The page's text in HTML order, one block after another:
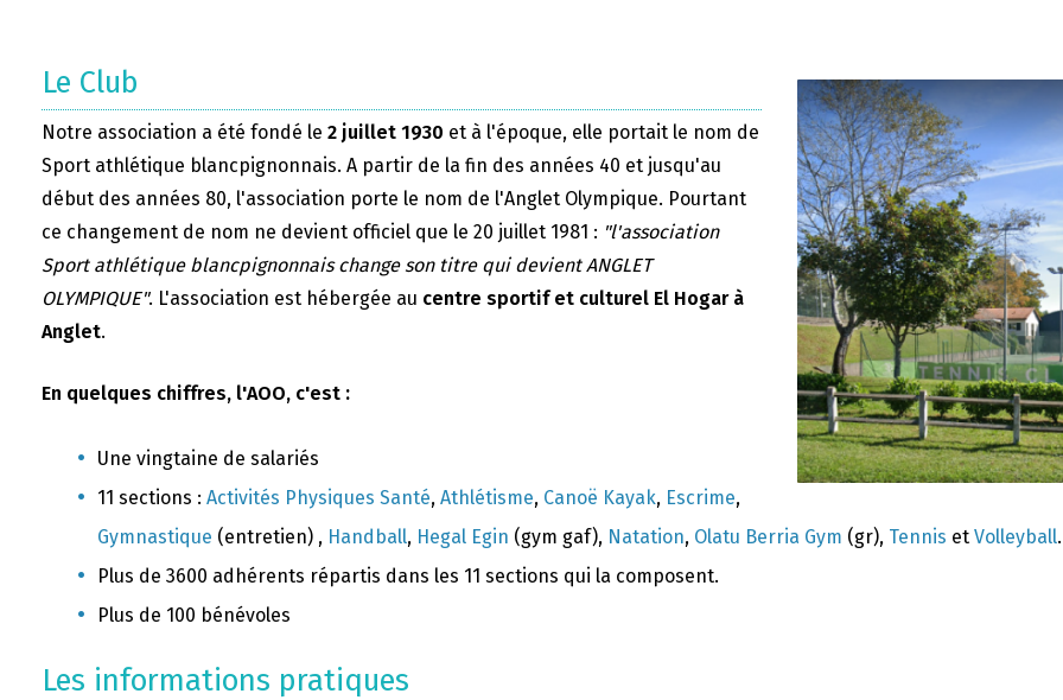
Le Club
Notre association a été fondé le 2 juillet 1930 et à l'époque, elle portait le nom de
Sport athlétique blancpignonnais. A partir de la fin des années 40 et jusqu'au
début des années 80, l'association porte le nom de l'Anglet Olympique. Pourtant
ce changement de nom ne devient officiel que le 20 juillet 1981 : "l'association
Sport athlétique blancpignonnais change son titre qui devient ANGLET
OLYMPIQUE". L'association est hébergée au centre sportif et culturel El Hogar à
Anglet.
En quelques chiffres, l'AOO, c'est :
Une vingtaine de salariés
11 sections : Activités Physiques Santé, Athlétisme, Canoë Kayak, Escrime,
Gymnastique (entretien) , Handball, Hegal Egin (gym gaf), Natation, Olatu Berria Gym (gr), Tennis et Volleyball.
Plus de 3600 adhérents répartis dans les 11 sections qui la composent.
Plus de 100 bénévoles
Les informations pratiques